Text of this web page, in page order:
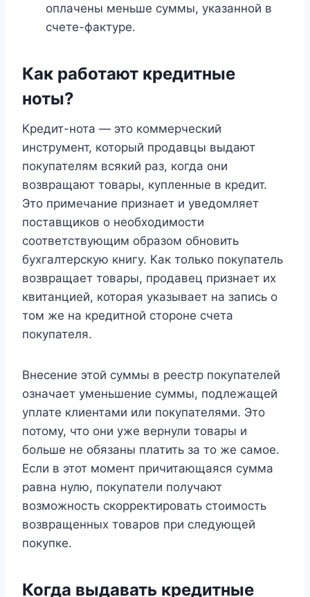
оплачены меньше суммы, указанной в
счете-фактуре.
Как работают кредитные
ноты?
Кредит-нота — это коммерческий
инструмент, который продавцы выдают
покупателям всякий раз, когда они
возвращают товары, купленные в кредит.
Это примечание признает и уведомляет
поставщиков о необходимости
соответствующим образом обновить
бухгалтерскую книгу. Как только покупатель
возвращает товары, продавец признает их
квитанцией, которая указывает на запись о
том же на кредитной стороне счета
покупателя.
Внесение этой суммы в реестр покупателей
означает уменьшение суммы, подлежащей
уплате клиентами или покупателями. Это
потому, что они уже вернули товары и
больше не обязаны платить за то же самое.
Если в этот момент причитающаяся сумма
равна нулю, покупатели получают
возможность скорректировать стоимость
возвращенных товаров при следующей
покупке.
Когда выдавать кредитные